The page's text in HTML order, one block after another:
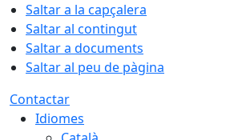
Saltar a la capçalera
Saltar al contingut
Saltar a documents
Saltar al peu de pàgina
Contactar
Idiomes